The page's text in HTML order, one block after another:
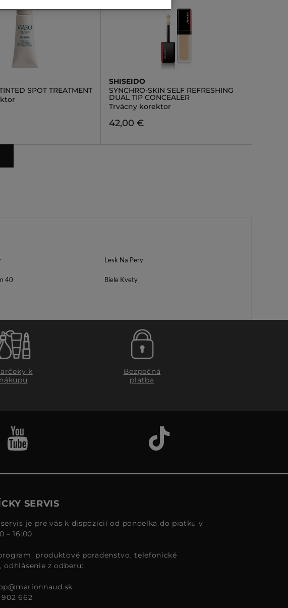
SPOT TREATMENT
SHISEIDO
SYNCHRO-SKIN SELF REFRESHING
DUAL TIP CONCEALER
Trvácny korektor
42,00 €
Lesk Na Pery
40 Biele Kvety
k
nákupu
Bezpečná
platba
SERVIS
je pre vás k dispozícií od pondelka do piatku v
– 16:00.
produktové poradenstvo, telefonické
odhlásenie z odberu:
902 662